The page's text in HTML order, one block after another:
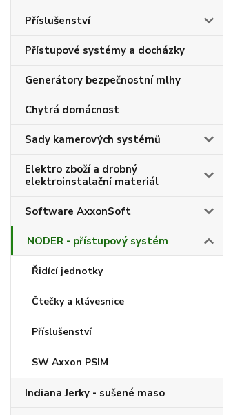
Příslušenství
Přístupové systémy a docházky
Generátory bezpečnostní mlhy
Chytrá domácnost
Sady kamerových systémů
Elektro zboží a drobný
elektroinstalační materiál
Software AxxonSoft
NODER - přístupový systém
Řidící jednotky
Čtečky a klávesnice
Příslušenství
SW Axxon PSIM
Indiana Jerky - sušené maso